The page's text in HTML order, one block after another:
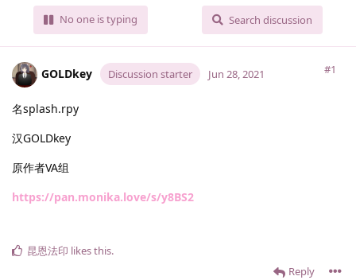
No one is typing Search discussion
GOLDkey Discussion starter #1
Jun 28, 2021
名splash.rpy
汉GOLDkey
原作者VA组
https://pan.monika.love/s/y8BS2
Reply
昆恩法印 likes this.